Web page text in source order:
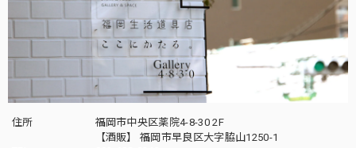
住所
福岡市中央区薬院4-8-30 2F
【酒販】 福岡市早良区大字脇山1250-1